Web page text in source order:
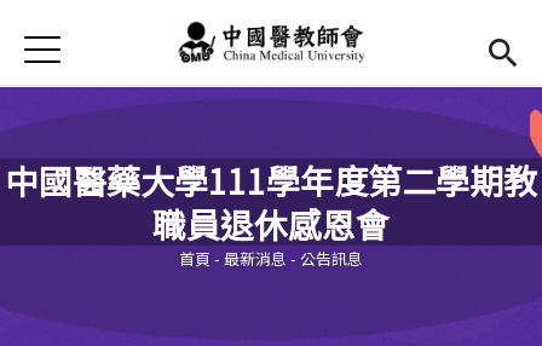
首頁
最新消息
Open submenu (法規辦法)
法規辦法
活動花絮
Jump to Navigation
Jump to Main content
中國醫藥大學111學年度第二學期教
職員退休感恩會
您在這裡
首頁- 最新消息 - 公告訊息